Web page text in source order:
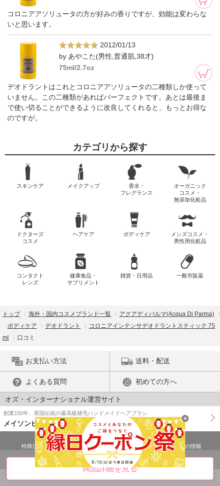
コロニアアソリュータの方が好みの香りですが、効能は変わらな
いと思います。
2012/01/13
by あやこた(男性,普通肌,38才)
75ml/2.7oz
デオドラントはこれとコロニアアソリュータの二種類しか使って
いません。この二種類があればパーフェクトです。あとは最後ま
で使い切ることができるように改良してくれると、もっとお得な
のですが。
商品詳細を見る
カテゴリから探す
スキンケア メイクアップ
香水・
フレグランス
オーガニック
コスメ・
無添加化粧品
ドクターズ
コスメ
ヘアケア ボディケア
メンズコスメ・
男性用化粧品
コンタクト
レンズ
健康食品・
サプリメント
雑貨・日用品 一般市販薬
トップ 海外・国内コスメブランド一覧
アクアディパルマ(Acqua Di Parma)
ボディケア
デオドラント
コロニアインテンサデオドラントスティック 75
ml
口コミ
お支払い方法 送料・配送
よくある質問 初めての方へ
オズ・インターナショナル運営サイト
創業150年、英国伝統の最高級猪毛ハンドメイドヘアブラシ
メイソンピアソン
特商法に基づく表示 プライバシーポリシー
医薬品販売許可証の情報
ご利用規約
PC版で表示